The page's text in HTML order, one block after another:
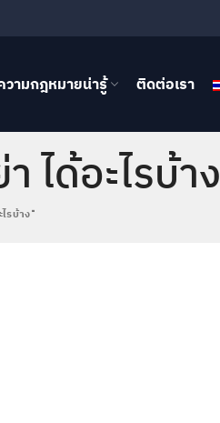
วามกฎหมายน่ารู้ ติดต่อเรา
ได้อะไรบ้าง
รบ้าง"